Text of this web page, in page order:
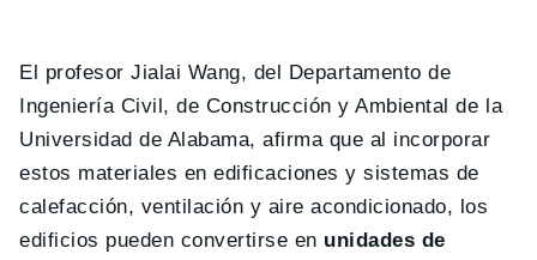
El profesor Jialai Wang, del Departamento de
Ingeniería Civil, de Construcción y Ambiental de la
Universidad de Alabama, afirma que al incorporar
estos materiales en edificaciones y sistemas de
calefacción, ventilación y aire acondicionado, los
edificios pueden convertirse en unidades de